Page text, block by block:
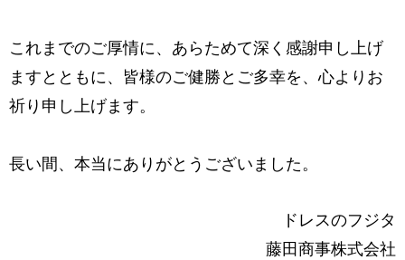
これまでのご厚情に、あらためて深く感謝申し上げ
ますとともに、 皆様のご健勝とご多幸を、心よりお
祈り申し上げます。
長い間、本当にありがとうございました。
ドレスのフジタ
藤田商事株式会社